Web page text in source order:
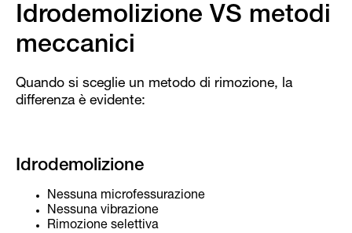
Idrodemolizione VS metodi
meccanici
Quando si sceglie un metodo di rimozione, la
differenza è evidente:
Idrodemolizione
Nessuna microfessurazione
Nessuna vibrazione
Rimozione selettiva